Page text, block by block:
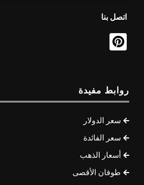
اتصل بنا
روابط مفيدة
سعر الدولار
سعر الفائدة
أسعار الذهب
طوفان الأقصى